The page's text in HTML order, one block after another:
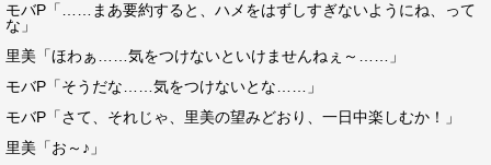
モバP「……まあ要約すると、ハメをはずしすぎないようにね、って
な」
里美「ほわぁ……気をつけないといけませんねぇ～……」
モバP「そうだな……気をつけないとな……」
モバP「さて、それじゃ、里美の望みどおり、一日中楽しむか！」
里美「お～♪」